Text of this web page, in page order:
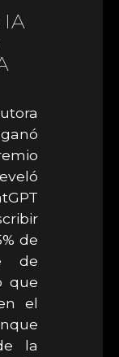
IA
de
de
que
el
la